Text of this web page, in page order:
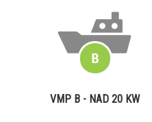
VMP B - NAD 20 KW